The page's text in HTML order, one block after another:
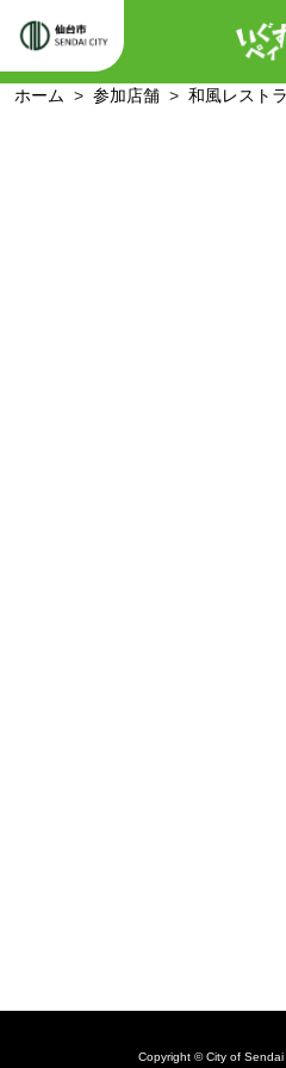
ホーム 参加店舗 和風レスト
Copyright © City of Sendai